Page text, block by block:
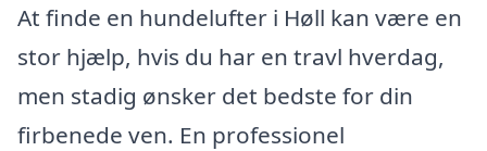
At finde en hundelufter i Høll kan være en
stor hjælp, hvis du har en travl hverdag,
men stadig ønsker det bedste for din
firbenede ven. En professionel